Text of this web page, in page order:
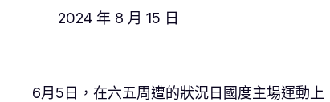
2024 年 8 月 15 日
6月5日，在六五周遭的狀況日國度主場運動